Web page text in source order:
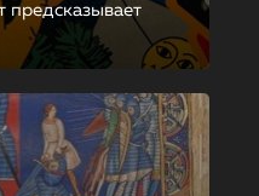
предсказывает